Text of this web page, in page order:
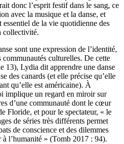
donc l’esprit festif dans le sang, ce
avec la musique et la danse, et
essentiel de la vie quotidienne des
collectivité.
sont une expression de l’identité,
culturelles. De cette
13), Lydia dit apprendre une danse
des canards (et elle précise qu’elle
qu’elle est américaine). À
implique un regard en miroir sur
d’une communauté dont le cœur
Floride, et pour le spectateur, « le
de séries très différents permet
de conscience et des dilemmes
l’humanité » (Tomb 2017 : 94).